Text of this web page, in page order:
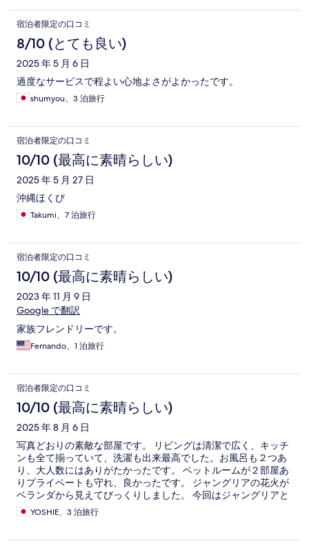
宿泊者限定の口コミ
8/10 (とても良い)
2025 年 5 月 6 日
過度なサービスで程よい心地よさがよかったです。
shumyou、3 泊旅行
宿泊者限定の口コミ
10/10 (最高に素晴らしい)
2025 年 5 月 27 日
沖縄ほくび
Takumi、7 泊旅行
宿泊者限定の口コミ
10/10 (最高に素晴らしい)
2023 年 11 月 9 日
Google で翻訳
家族フレンドリーです。
Fernando、1 泊旅行
宿泊者限定の口コミ
10/10 (最高に素晴らしい)
2025 年 8 月 6 日
写真どおりの素敵な部屋です。 リビングは清潔で広く、キッチ
ンも全て揃っていて、洗濯も出来最高でした。お風呂も２つあ
り、大人数にはありがたかったです。 ベットルームが２部屋あ
りプライベートも守れ、良かったです。 ジャングリアの花火が
ベランダから見えてびっくりしました。 今回はジャングリアと
水納島のメインだったのでアクセスが大変良かったです。 また
機会があったら是非利用したいです。
YOSHIE、3 泊旅行